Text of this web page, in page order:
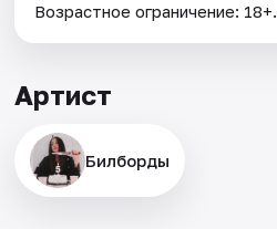
Возрастное ограничение: 18+.
Артист
Билборды